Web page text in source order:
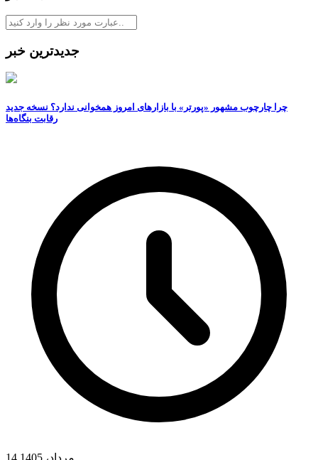
جدیدترین خبر
چرا چارچوب مشهور «پورتر» با بازارهای امروز همخوانی ندارد؟ نسخه جدید
رقابت‌ بنگاه‌ها
14 مرداد، 1405